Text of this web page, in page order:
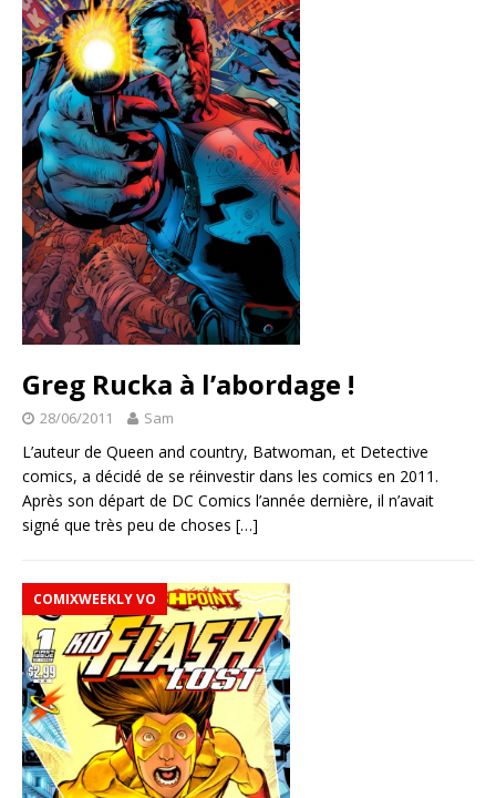
Greg Rucka à l’abordage !
28/06/2011 Sam
L’auteur de Queen and country, Batwoman, et Detective
comics, a décidé de se réinvestir dans les comics en 2011.
Après son départ de DC Comics l’année dernière, il n’avait
signé que très peu de choses […]
COMIXWEEKLY VO